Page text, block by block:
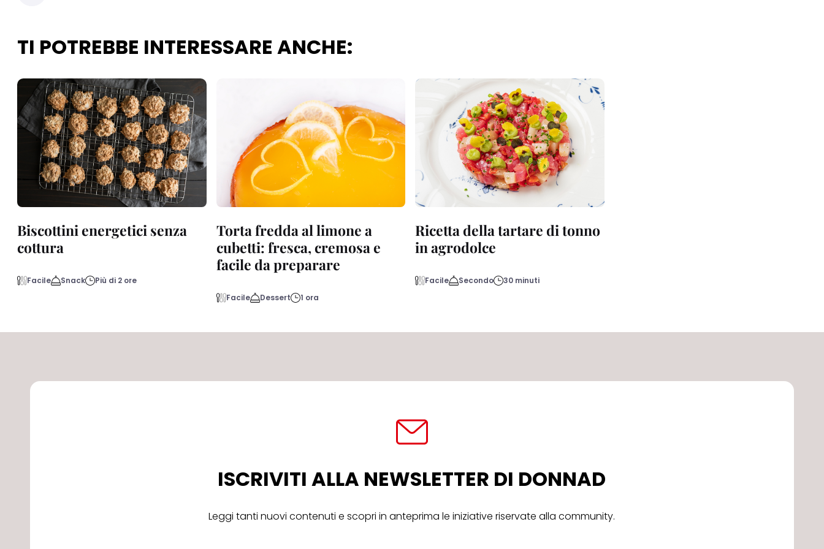
TI POTREBBE INTERESSARE ANCHE:
Biscottini energetici senza
cottura
Facile Snack Più di 2 ore
Torta fredda al limone a
cubetti: fresca, cremosa e
facile da preparare
Facile Dessert 1 ora
Ricetta della tartare di tonno
in agrodolce
Facile Secondo 30 minuti
ISCRIVITI ALLA NEWSLETTER DI DONNAD
Leggi tanti nuovi contenuti e scopri in anteprima le iniziative riservate alla community.